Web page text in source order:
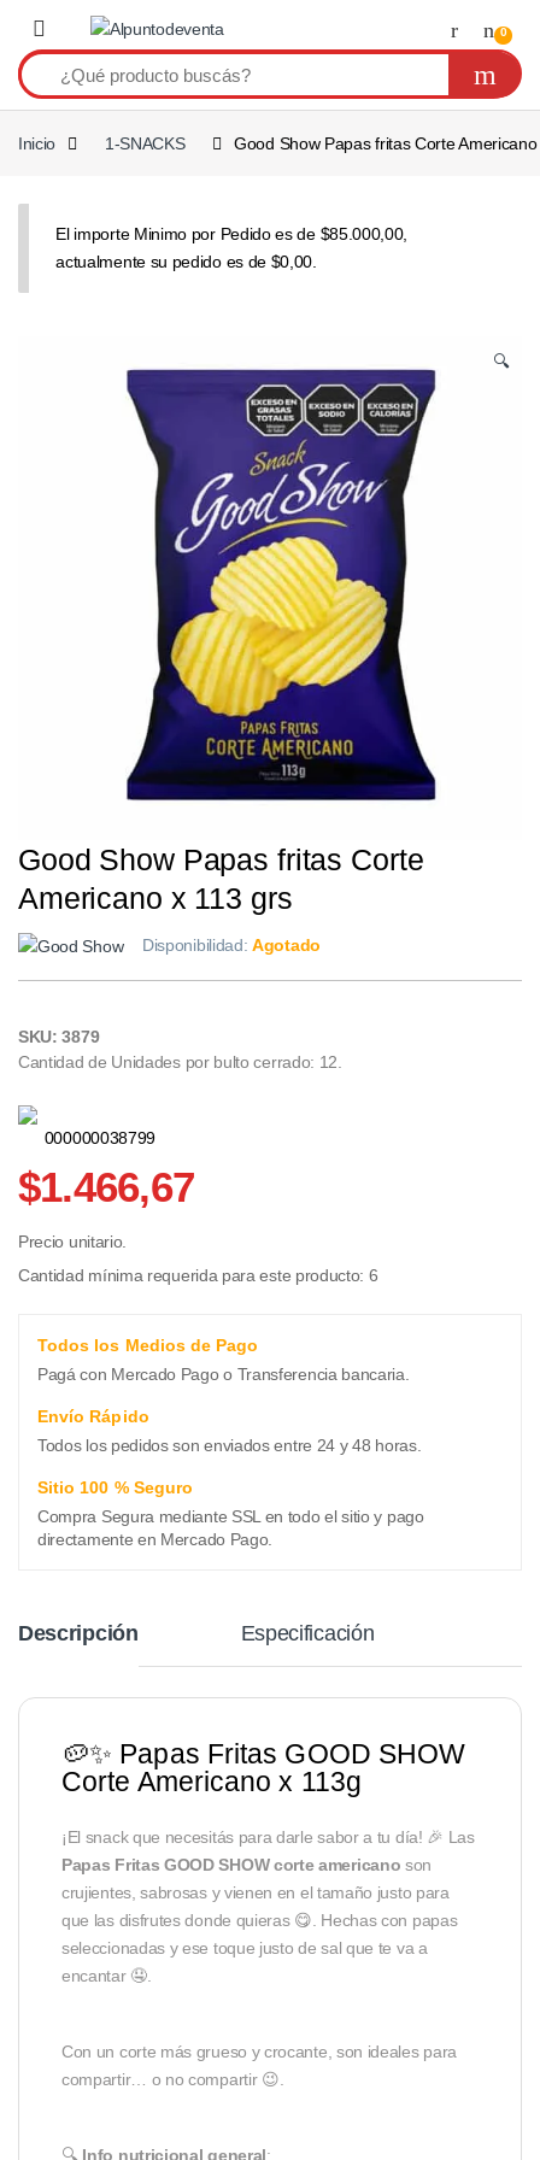
Saltar a navegación
0
Inicio 1-SNACKS Good Show Papas fritas Corte
El importe Minimo por Pedido es de $85.000,00,
actualmente su pedido es de $0,00.
🔍
Good Show Papas fritas Corte
Americano x 113 grs
Disponibilidad:Agotado
SKU: 3879
Cantidad de Unidades por bulto cerrado: 12.
000000038799
$1.466,67
Precio unitario.
Cantidad mínima requerida para este producto: 6
Todos los Medios de Pago
Pagá con Mercado Pago o Transferencia bancaria.
Envío Rápido
Todos los pedidos son enviados entre 24 y 48 horas.
Sitio 100 % Seguro
Compra Segura mediante SSL en todo el sitio y pago
directamente en Mercado Pago.
Descripción Especificación
🥔✨ Papas Fritas GOOD SHOW
Corte Americano x 113g
¡El snack que necesitás para darle sabor a tu día! 🎉 Las
Papas Fritas GOOD SHOW corte americano son
crujientes, sabrosas y vienen en el tamaño justo para
que las disfrutes donde quieras 😋. Hechas con papas
seleccionadas y ese toque justo de sal que te va a
encantar 🤤.
Con un corte más grueso y crocante, son ideales para
compartir… o no compartir 😉.
🔍 Info nutricional general: